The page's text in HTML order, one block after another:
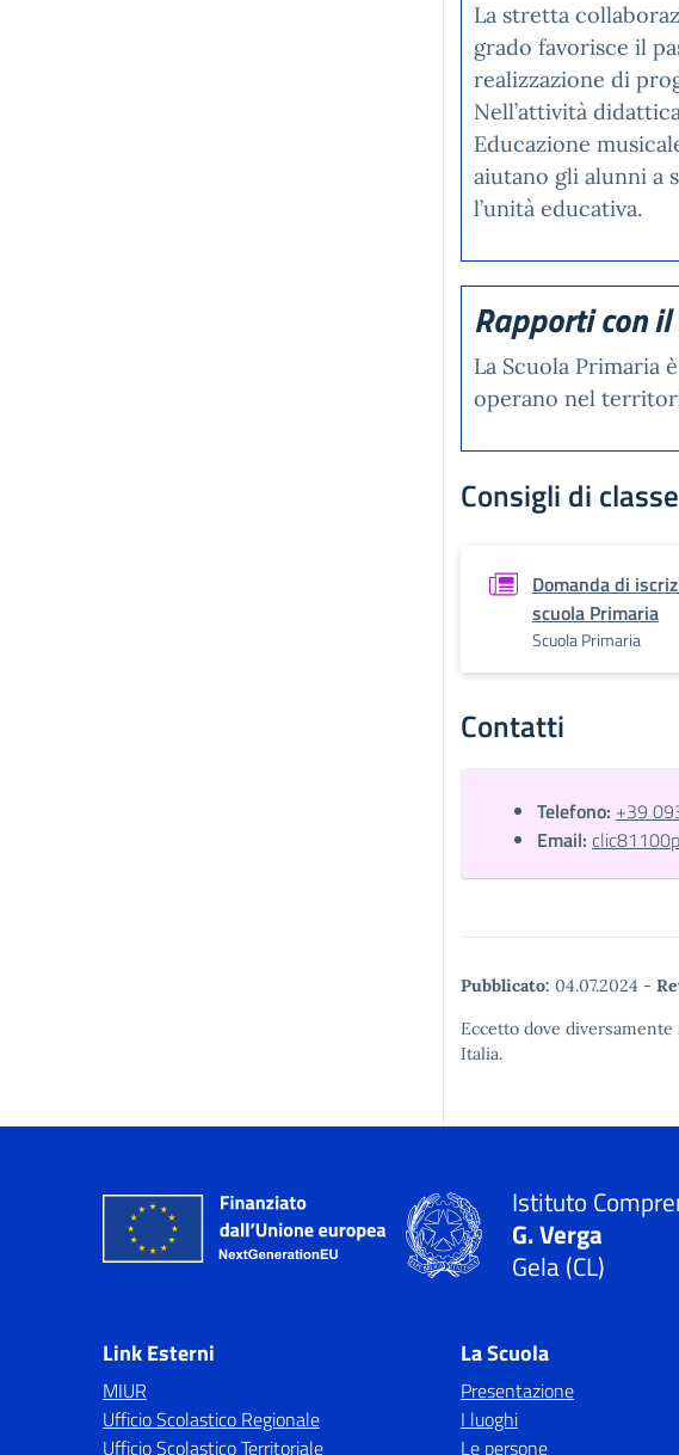
La stretta
grado favorisce il
realizzazione di
Nell’attività
Educazione
aiutano gli alunni a
l’unità educativa.
Rapporti con
La Scuola Primaria
operano nel
Consigli di classe
Domanda di
scuola Primaria
Scuola Primaria
Contatti
Telefono: +39
Email:
Pubblicato: 04.07.2024 -
Eccetto dove
Italia.
Istituto
G. Verga
Gela (CL)
Link Esterni
MIUR
Ufficio Scolastico Regionale
Ufficio Scolastico Territoriale
La Scuola
Presentazione
I luoghi
Le persone